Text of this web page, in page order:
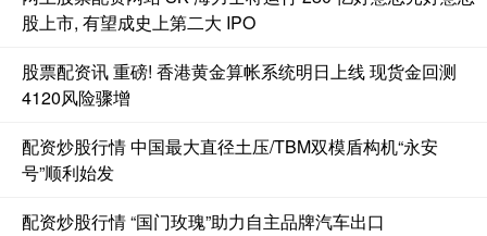
股上市, 有望成史上第二大 IPO
股票配资讯 重磅! 香港黄金算帐系统明日上线 现货金回测
4120风险骤增
配资炒股行情 中国最大直径土压/TBM双模盾构机“永安
号”顺利始发
配资炒股行情 “国门玫瑰”助力自主品牌汽车出口